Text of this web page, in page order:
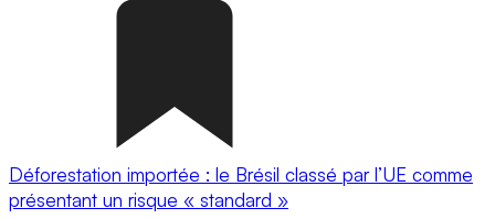
Déforestation importée : le Brésil classé par l’UE comme
présentant un risque « standard »